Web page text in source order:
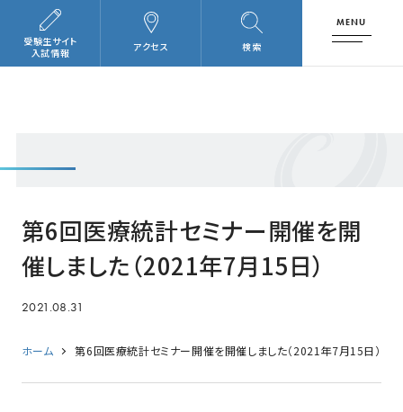
検索
アクセス
受験生サイト
入試情報
MENU
第6回医療統計セミナー開催を開
催しました（2021年7月15日）
2021.08.31
ホーム 第6回医療統計セミナー開催を開催しました（2021年7月15日）